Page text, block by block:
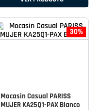
30%
Mocasin Casual PARISS
MUJER KA25Q1-PAX Blanco